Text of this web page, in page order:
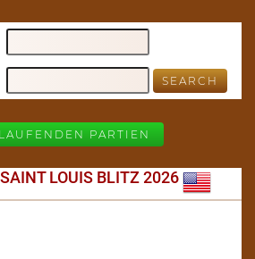
PARTIEN
LOUIS BLITZ 2026